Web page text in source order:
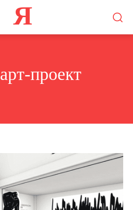
Я
арт-проект